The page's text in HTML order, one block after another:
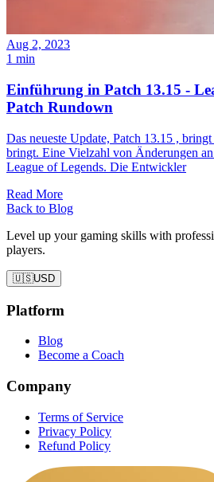
Aug 2, 2023
1 min
Einführung in Patch 13.15 -
Patch Rundown
Das neueste Update, Patch 13.15 ,
bringt. Eine Vielzahl von Änderungen
League of Legends. Die Entwickler
Read More
Back to Blog
Level up your gaming skills with
players.
🇺🇸USD
Platform
Blog
Become a Coach
Company
Terms of Service
Privacy Policy
Refund Policy